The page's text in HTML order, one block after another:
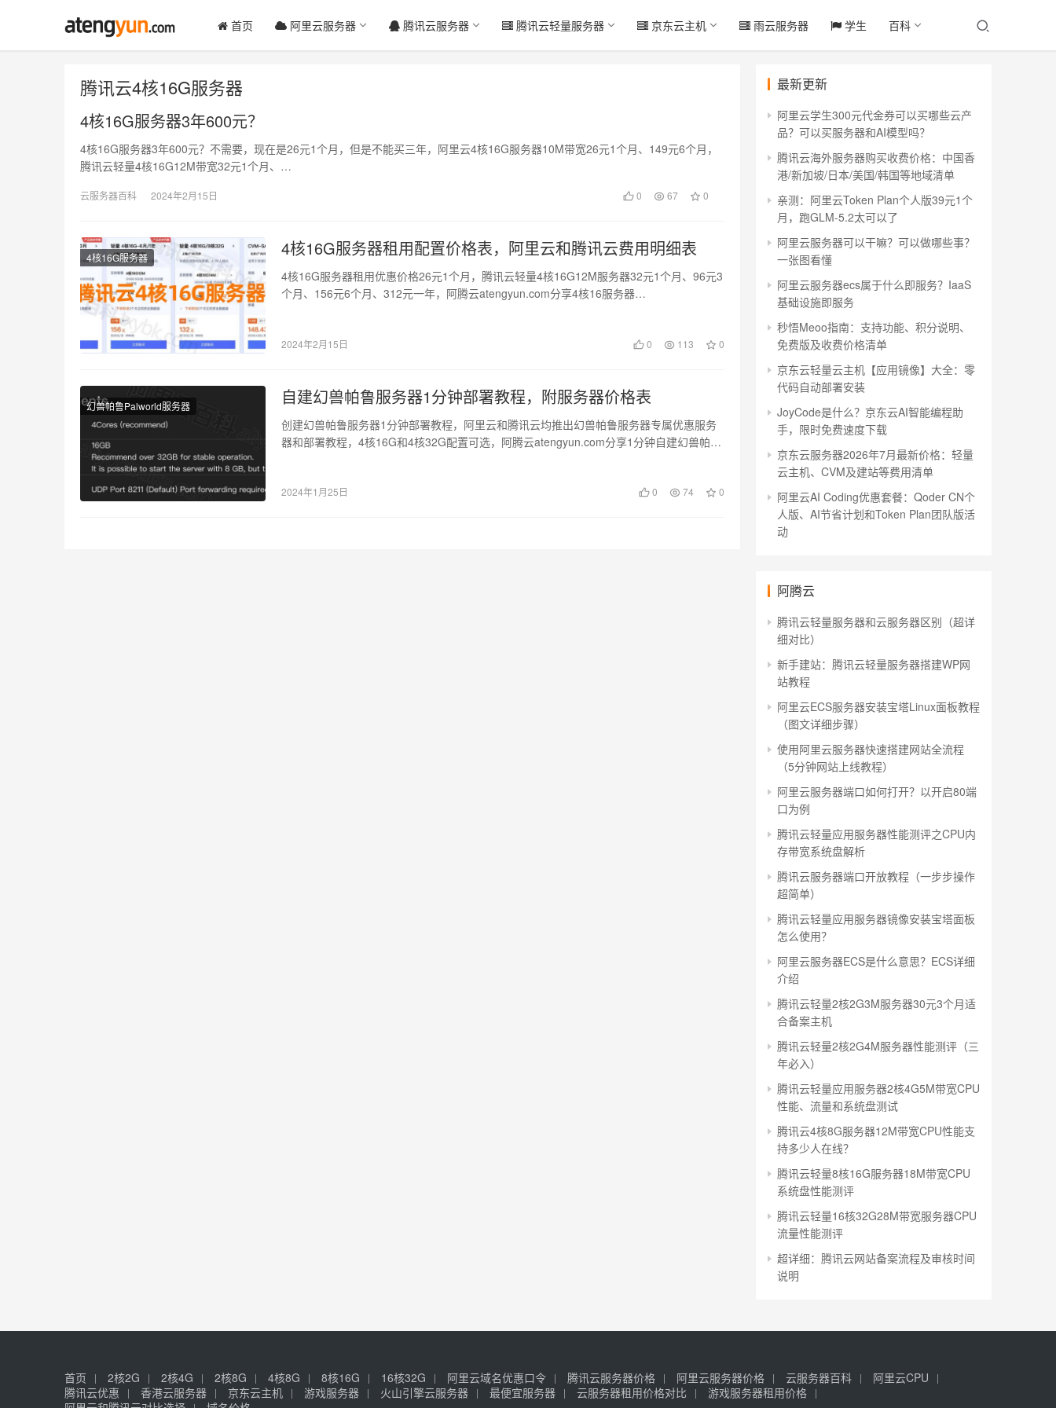
首页 阿里云服务器 腾讯云服务器 腾讯云轻量服务器 京东云主机 雨云服务器 学生 百科
腾讯云4核16G服务器
4核16G服务器3年600元？
4核16G服务器3年600元？不需要，现在是26元1个月，但是不能买三年，阿里云4核16G服务器10M带宽26元1个月、149元6个月，
腾讯云轻量4核16G12M带宽32元1个月、…
云服务器百科 2024年2月15日 0 67 0
4核16G服务器 4核16G服务器租用配置价格表，阿里云和腾讯云费用明细表
4核16G服务器租用优惠价格26元1个月，腾讯云轻量4核16G12M服务器32元1个月、96元3
个月、156元6个月、312元一年，阿腾云atengyun.com分享4核16服务器…
2024年2月15日 0 113 0
幻兽帕鲁Palworld服务器 自建幻兽帕鲁服务器1分钟部署教程，附服务器价格表
创建幻兽帕鲁服务器1分钟部署教程，阿里云和腾讯云均推出幻兽帕鲁服务器专属优惠服务
器和部署教程，4核16G和4核32G配置可选，阿腾云atengyun.com分享1分钟自建幻兽帕鲁
2024年1月25日 0 74 0
最新更新
阿里云学生300元代金券可以买哪些云产
品？可以买服务器和AI模型吗？
腾讯云海外服务器购买收费价格：中国香
港/新加坡/日本/美国/韩国等地域清单
亲测：阿里云Token Plan个人版39元1个
月，跑GLM-5.2太可以了
阿里云服务器可以干嘛？可以做哪些事？
一张图看懂
阿里云服务器ecs属于什么即服务？IaaS
基础设施即服务
秒悟Meoo指南：支持功能、积分说明、
免费版及收费价格清单
京东云轻量云主机【应用镜像】大全：零
代码自动部署安装
JoyCode是什么？京东云AI智能编程助
手，限时免费速度下载
京东云服务器2026年7月最新价格：轻量
云主机、CVM及建站等费用清单
阿里云AI Coding优惠套餐：Qoder CN个
人版、AI节省计划和Token Plan团队版活
动
阿腾云
腾讯云轻量服务器和云服务器区别（超详
细对比）
新手建站：腾讯云轻量服务器搭建WP网
站教程
阿里云ECS服务器安装宝塔Linux面板教程
（图文详细步骤）
使用阿里云服务器快速搭建网站全流程
（5分钟网站上线教程）
阿里云服务器端口如何打开？以开启80端
口为例
腾讯云轻量应用服务器性能测评之CPU内
存带宽系统盘解析
腾讯云服务器端口开放教程（一步步操作
超简单）
腾讯云轻量应用服务器镜像安装宝塔面板
怎么使用？
阿里云服务器ECS是什么意思？ECS详细
介绍
腾讯云轻量2核2G3M服务器30元3个月适
合备案主机
腾讯云轻量2核2G4M服务器性能测评（三
年必入）
腾讯云轻量应用服务器2核4G5M带宽CPU
性能、流量和系统盘测试
腾讯云4核8G服务器12M带宽CPU性能支
持多少人在线？
腾讯云轻量8核16G服务器18M带宽CPU
系统盘性能测评
腾讯云轻量16核32G28M带宽服务器CPU
流量性能测评
超详细：腾讯云网站备案流程及审核时间
说明
首页 2核2G 2核4G 2核8G 4核8G 8核16G 16核32G 阿里云域名优惠口令 腾讯云服务器价格 阿里云服务器价格 云服务器百科
阿里云CPU
腾讯云优惠
香港云服务器 京东云主机 游戏服务器 火山引擎云服务器 最便宜服务器 云服务器租用价格对比
游戏服务器租用价格